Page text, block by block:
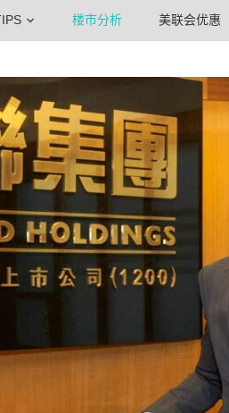
楼市分析 美联会优惠